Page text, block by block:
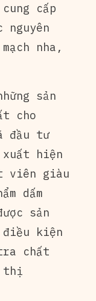
cấp
nguyên
nha,
sản
cho
đầu tư
xuất hiện
viên giàu
dấm
sản
kiện
chất
thị